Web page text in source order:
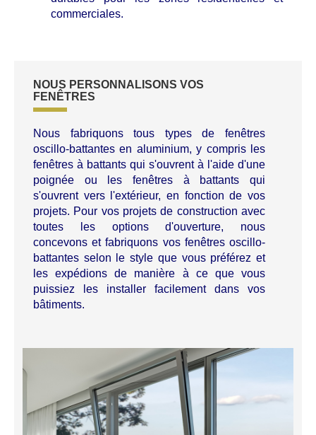
commerciales.
NOUS PERSONNALISONS VOS
FENÊTRES
Nous fabriquons tous types de fenêtres
oscillo-battantes en aluminium, y compris les
fenêtres à battants qui s'ouvrent à l'aide d'une
poignée ou les fenêtres à battants qui
s'ouvrent vers l'extérieur, en fonction de vos
projets. Pour vos projets de construction avec
toutes les options d'ouverture, nous
concevons et fabriquons vos fenêtres oscillo-
battantes selon le style que vous préférez et
les expédions de manière à ce que vous
puissiez les installer facilement dans vos
bâtiments.